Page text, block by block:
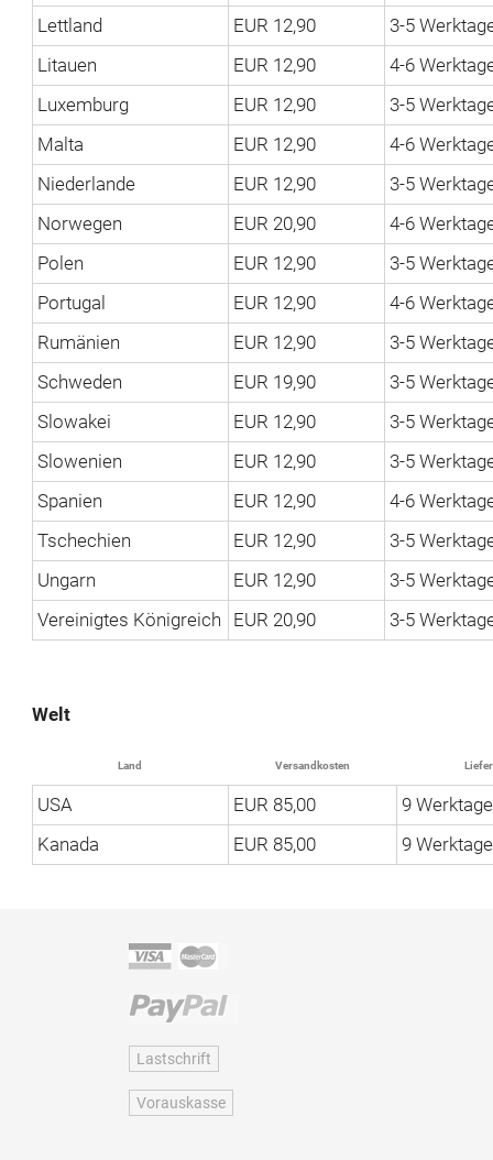
Lettland
EUR 12,90
3-5
Litauen
EUR 12,90
4-6
Luxemburg
EUR 12,90
3-5
Malta
EUR 12,90
4-6
Niederlande
EUR 12,90
3-5
Norwegen
EUR 20,90
4-6
Polen
EUR 12,90
3-5
Portugal
EUR 12,90
4-6
Rumänien
EUR 12,90
3-5
Schweden
EUR 19,90
3-5
Slowakei
EUR 12,90
3-5
Slowenien
EUR 12,90
3-5
Spanien
EUR 12,90
4-6
Tschechien
EUR 12,90
3-5
Ungarn
EUR 12,90
3-5
Vereinigtes Königreich
EUR 20,90 3-5
Welt
Land Versandkosten
USA EUR 85,00
9 Werktage
Kanada
EUR 85,00 9 Werktage
Lastschrift
Vorauskasse